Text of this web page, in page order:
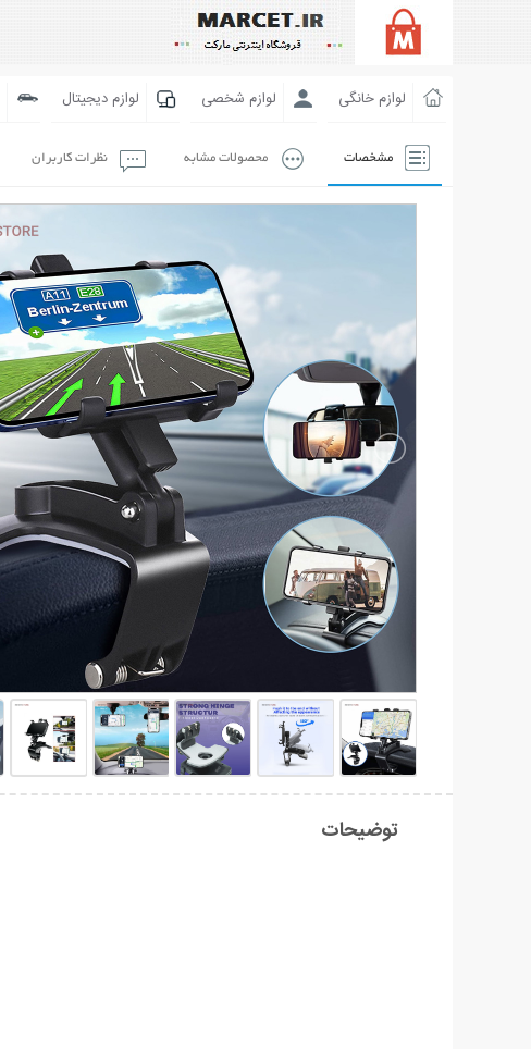
لوازم خانگی لوازم شخصی لوازم دیجیتال
مشخصات محصولات مشابه نظرات کاربران
توضیحات